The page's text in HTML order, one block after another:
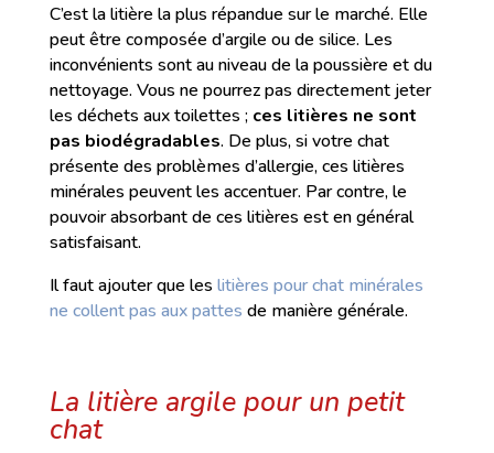
C’est la litière la plus répandue sur le marché. Elle
peut être composée d’argile ou de silice. Les
inconvénients sont au niveau de la poussière et du
nettoyage. Vous ne pourrez pas directement jeter
les déchets aux toilettes ; ces litières ne sont
pas biodégradables. De plus, si votre chat
présente des problèmes d’allergie, ces litières
minérales peuvent les accentuer. Par contre, le
pouvoir absorbant de ces litières est en général
satisfaisant.
Il faut ajouter que les litières pour chat minérales
ne collent pas aux pattes de manière générale.
La litière argile pour un petit
chat